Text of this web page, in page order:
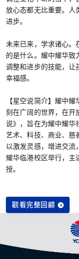
放心态都无比重要。人
进步。
未来已来，学求诸心。
的是什么。耀中耀华致
调整和进步的技能，让
幸福感。
【星空说简介】耀中
刻在广阔的世界，在开
说》，旨在为耀中耀华
艺术、科技、商业、慈
以激发灵感，增进交流
耀华临港校区举行，主
授。
觀看完整回顧